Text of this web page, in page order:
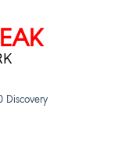
Discovery